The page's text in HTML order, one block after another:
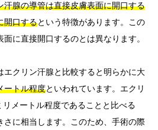
汗腺の導管は直接皮膚表面に開口する
開口するという特徴があります。この
に直接開口するのとは異なります。
エクリン汗腺と比較すると明らかに大
ートル程度といわれています。エクリ
メートル程度であることと比べる
さに相当します。このため、手術の際